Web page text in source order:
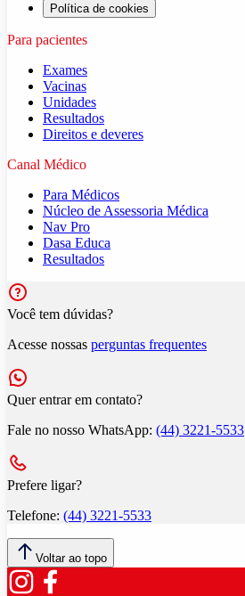
Política de cookies
Para pacientes
Exames
Vacinas
Unidades
Resultados
Direitos e deveres
Canal Médico
Para Médicos
Núcleo de Assessoria Médica
Nav Pro
Dasa Educa
Resultados
Você tem dúvidas?
Acesse nossas perguntas frequentes
Quer entrar em contato?
Fale no nosso WhatsApp: (44) 3221-5533
Prefere ligar?
Telefone: (44) 3221-5533
Voltar ao topo